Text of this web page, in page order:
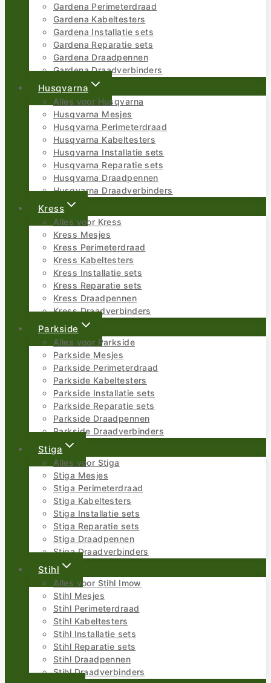
Gardena Perimeterdraad
Gardena Kabeltesters
Gardena Installatie sets
Gardena Reparatie sets
Gardena Draadpennen
Gardena Draadverbinders
Husqvarna
Alles voor Husqvarna
Husqvarna Mesjes
Husqvarna Perimeterdraad
Husqvarna Kabeltesters
Husqvarna Installatie sets
Husqvarna Reparatie sets
Husqvarna Draadpennen
Husqvarna Draadverbinders
Kress
Alles voor Kress
Kress Mesjes
Kress Perimeterdraad
Kress Kabeltesters
Kress Installatie sets
Kress Reparatie sets
Kress Draadpennen
Kress Draadverbinders
Parkside
Alles voor Parkside
Parkside Mesjes
Parkside Perimeterdraad
Parkside Kabeltesters
Parkside Installatie sets
Parkside Reparatie sets
Parkside Draadpennen
Parkside Draadverbinders
Stiga
Alles voor Stiga
Stiga Mesjes
Stiga Perimeterdraad
Stiga Kabeltesters
Stiga Installatie sets
Stiga Reparatie sets
Stiga Draadpennen
Stiga Draadverbinders
Stihl
Alles voor Stihl Imow
Stihl Mesjes
Stihl Perimeterdraad
Stihl Kabeltesters
Stihl Installatie sets
Stihl Reparatie sets
Stihl Draadpennen
Stihl Draadverbinders